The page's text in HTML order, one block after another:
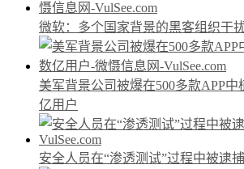
微软：多个国家背景的黑客组织干
美军背景公司被爆在500多款APP
亿用户
安全人员在“渗透测试”过程中被逮捕